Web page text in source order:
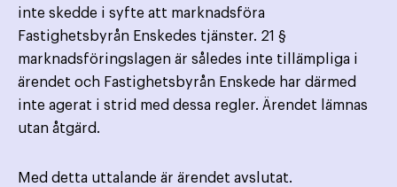
inte skedde i syfte att marknadsföra
Fastighetsbyrån Enskedes tjänster. 21 §
marknadsföringslagen är således inte tillämpliga i
ärendet och Fastighetsbyrån Enskede har därmed
inte agerat i strid med dessa regler. Ärendet lämnas
utan åtgärd.
Med detta uttalande är ärendet avslutat.